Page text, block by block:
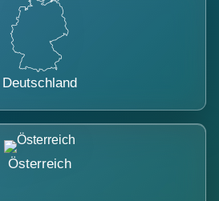
Deutschland
Österreich